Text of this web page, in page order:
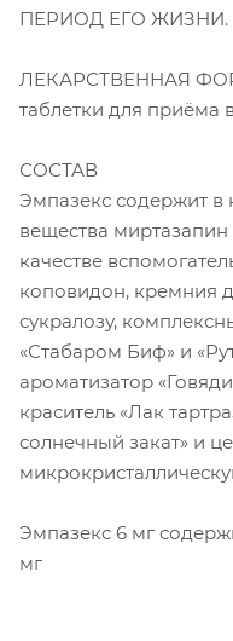
ПЕРИОД ЕГО ЖИЗНИ.
ЛЕКАРСТВЕННАЯ
таблетки для приёма
СОСТАВ
Эмпазекс содержит в
вещества
качестве
коповидон, кремния
сукралозу,
«Стабаром Биф» и
ароматизатор
краситель «Лак
солнечный закат» и
Эмпазекс 6 мг
мг